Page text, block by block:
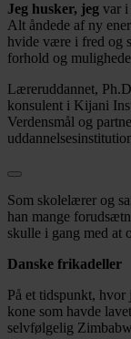
Jeg husker, jeg var i
Alt åndede af ny
hvide være i fred og
forhold og
Læreruddannet,
konsulent i Kijani
Verdensmål og
Som skolelærer og
han mange
skulle i gang med at
Danske frikadeller
På et tidspunkt, hvor
kone som havde
selvfølgelig